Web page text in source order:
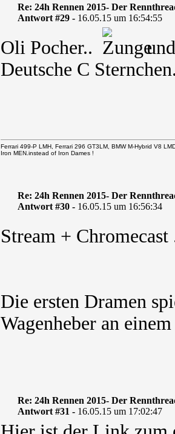
Re: 24h Rennen 2015- Der
Antwort #29 - 16.05.15 um 16:54:55
Oli Pocher..
und
Deutsche C
Ferrari 499-P LMH, Ferrari 296 GT3LM, BMW M-Hybrid V8
Iron MEN.instead of Iron Dames !
Re: 24h Rennen 2015- Der
Antwort #30 - 16.05.15 um 16:56:34
Stream +
Die ersten Dramen
Wagenheber an
Re: 24h Rennen 2015- Der
Antwort #31 - 16.05.15 um 17:02:47